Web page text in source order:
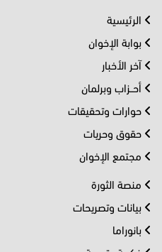
الرئيسية
بوابة الإخوان
آخر الأخبار
أحــزاب وبرلمان
حوارات وتحقيقات
حقوق وحريات
مجتمع الإخوان
منصة الثورة
بيانات وتصريحات
بانوراما